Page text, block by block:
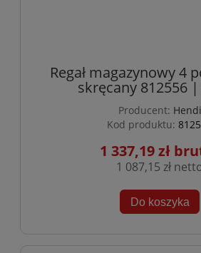
Regał magazynowy 4
skręcany 812556
Producent: Hendi
Kod produktu:
1 337,19 zł
1 087,15 zł
Do koszyka